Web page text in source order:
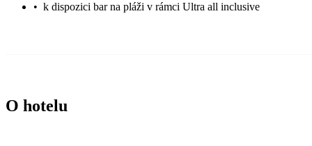
• k dispozici bar na pláži v rámci Ultra all inclusive
O hotelu